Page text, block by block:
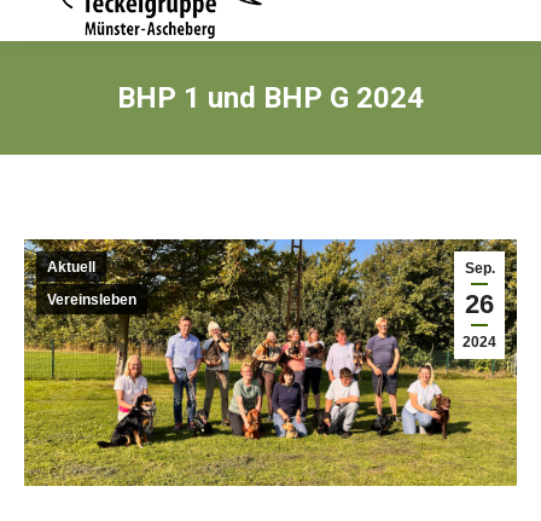
BHP 1 und BHP G 2024
Sep.
26
2024
Aktuell
Vereinsleben